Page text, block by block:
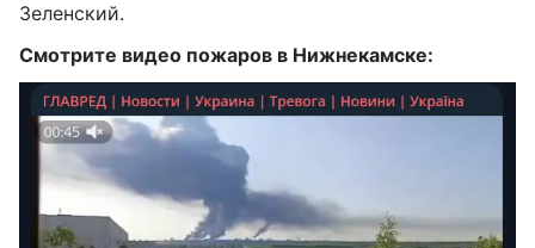
Зеленский.
Смотрите видео пожаров в Нижнекамске: